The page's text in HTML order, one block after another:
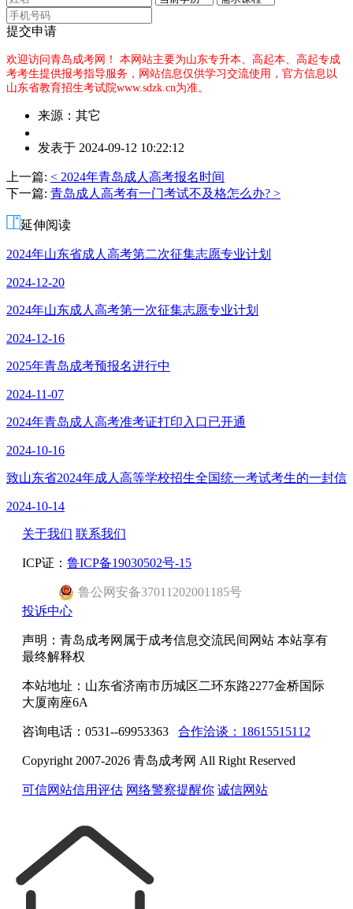
提交申请
欢迎访问青岛成考网！ 本网站主要为山东专升本、高起本、高起专成
考考生提供报考指导服务，网站信息仅供学习交流使用，官方信息以
山东省教育招生考试院www.sdzk.cn为准。
来源：其它
者：
老
师
发表于 2024-09-12 10:22:12
上一篇: < 2024年青岛成人高考报名时间
下一篇: 青岛成人高考有一门考试不及格怎么办​? >
延伸阅读
2024年山东省成人高考第二次征集志愿专业计划
2024-12-20
2024年山东成人高考第一次征集志愿专业计划
2024-12-16
2025年青岛成考预报名进行中
2024-11-07
2024年青岛成人高考准考证打印入口已开通
2024-10-16
致山东省2024年成人高等学校招生全国统一考试考生的一封信
2024-10-14
关于我们 联系我们
ICP证： 鲁ICP备19030502号-15
鲁公网安备37011202001185号
投诉中心
声明：青岛成考网属于成考信息交流民间网站 本站享有
最终解释权
本站地址：山东省济南市历城区二环东路2277金桥国际
大厦南座6A
咨询电话：0531--69953363 合作洽谈：18615515112
Copyright 2007-2026 青岛成考网 All Right Reserved
可信网站信用评估 网络警察提醒你 诚信网站